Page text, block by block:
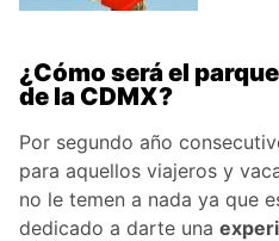
¿Cómo será el
de la CDMX?
Por segundo año
para aquellos viajeros y
no le temen a nada ya que
dedicado a darte una